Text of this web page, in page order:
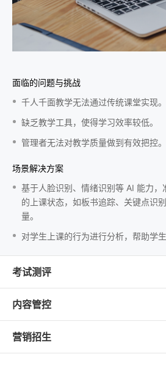
面临的问题与挑战
千人千面教学无法通过传统课堂实现。
缺乏教学工具，使得学习效率较低。
管理者无法对教学质量做到有效把控。
场景解决方案
基于人脸识别、情绪识别等 AI 能力
的上课状态，如板书追踪、关键点识
量。
对学生上课的行为进行分析，帮助学
考试测评
内容管控
营销招生